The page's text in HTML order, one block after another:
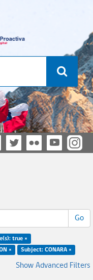
Go
true ×
× Subject: CONARA ×
Show Advanced Filters